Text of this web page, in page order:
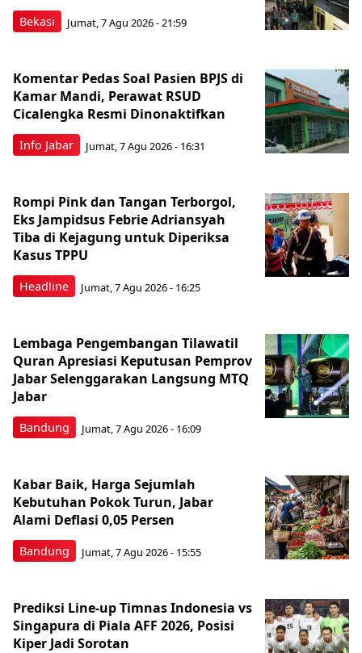
Bekasi Jumat, 7 Agu 2026 - 21:59
Info Jabar
Komentar Pedas Soal Pasien BPJS di
Kamar Mandi, Perawat RSUD
Cicalengka Resmi Dinonaktifkan
Jumat, 7 Agu 2026 - 16:31
Headline
Rompi Pink dan Tangan Terborgol,
Eks Jampidsus Febrie Adriansyah
Tiba di Kejagung untuk Diperiksa
Kasus TPPU
Jumat, 7 Agu 2026 - 16:25
Bandung
Lembaga Pengembangan Tilawatil
Quran Apresiasi Keputusan Pemprov
Jabar Selenggarakan Langsung MTQ
Jabar
Jumat, 7 Agu 2026 - 16:09
Bandung
Kabar Baik, Harga Sejumlah
Kebutuhan Pokok Turun, Jabar
Alami Deflasi 0,05 Persen
Jumat, 7 Agu 2026 - 15:55
Prediksi Line-up Timnas Indonesia vs
Singapura di Piala AFF 2026, Posisi
Kiper Jadi Sorotan